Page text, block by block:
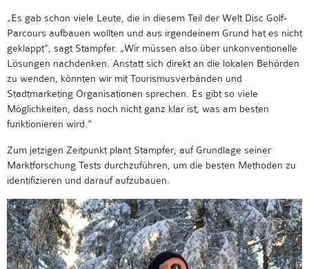
„Es gab schon viele Leute, die in diesem Teil der Welt Disc Golf-
Parcours aufbauen wollten und aus irgendeinem Grund hat es nicht
geklappt“, sagt Stampfer. „Wir müssen also über unkonventionelle
Lösungen nachdenken. Anstatt sich direkt an die lokalen Behörden
zu wenden, könnten wir mit Tourismusverbänden und
Stadtmarketing Organisationen sprechen. Es gibt so viele
Möglichkeiten, dass noch nicht ganz klar ist, was am besten
funktionieren wird.“
Zum jetzigen Zeitpunkt plant Stampfer, auf Grundlage seiner
Marktforschung Tests durchzuführen, um die besten Methoden zu
identifizieren und darauf aufzubauen.